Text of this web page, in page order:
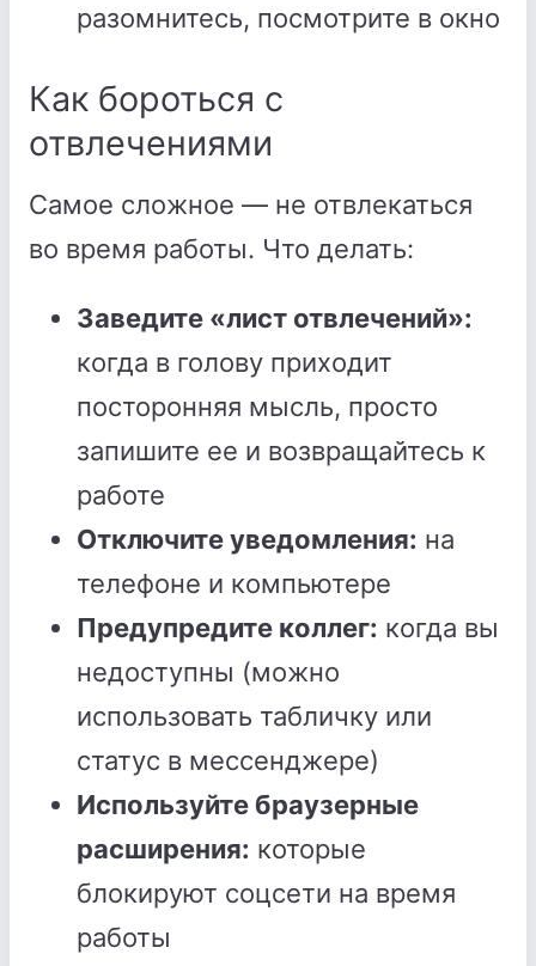
разомнитесь, посмотрите в окно
Как бороться с
отвлечениями
Самое сложное — не отвлекаться
во время работы. Что делать:
Заведите «лист отвлечений»:
когда в голову приходит
посторонняя мысль, просто
запишите ее и возвращайтесь к
работе
Отключите уведомления: на
телефоне и компьютере
Предупредите коллег: когда вы
недоступны (можно
использовать табличку или
статус в мессенджере)
Используйте браузерные
расширения: которые
блокируют соцсети на время
работы